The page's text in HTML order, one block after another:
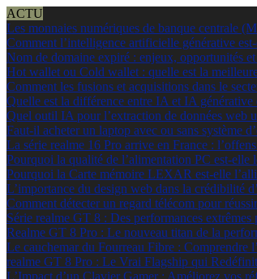
ACTU
Les monnaies numériques de banque centrale
Comment l’intelligence artificielle générative
Nom de domaine expiré : enjeux, opportunités
Hot wallet ou Cold wallet : quelle est la
Comment les fusions et acquisitions dans le
Quelle est la différence entre IA et IA
Quel outil IA pour l’extraction de données web
Faut-il acheter un laptop avec ou sans système
La série realme 16 Pro arrive en France :
Pourquoi la qualité de l’alimentation PC est-elle
Pourquoi la Carte mémoire LEXAR est-elle
L’importance du design web dans la crédibilité
Comment détecter un regard télécom pour
Série realme GT 8 : Des performances extrêmes
Realme GT 8 Pro : Le nouveau titan de la
Le cauchemar du Fourreau Fibre : Comprendre
realme GT 8 Pro : Le Vrai Flagship qui
L’Impact d’un Clavier Gamer : Améliorez vos